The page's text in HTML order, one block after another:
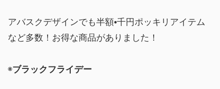
アバスクデザインでも半額•千円ポッキリアイテム
など多数！お得な商品がありました！
◉ブラックフライデー